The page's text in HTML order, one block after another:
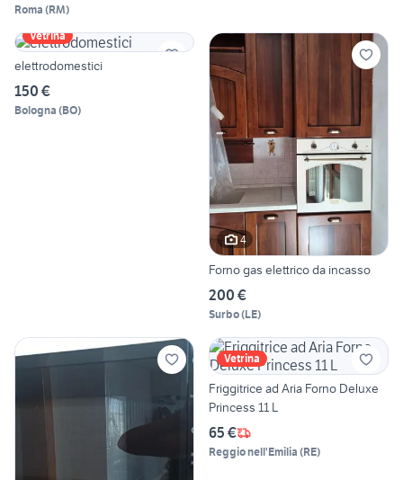
Roma (RM)
Vetrina
elettrodomestici
150 €
Bologna (BO)
4
Forno gas elettrico da incasso
200 €
Surbo(LE)
Vetrina
Friggitrice ad Aria Forno Deluxe
Princess 11 L
65 €
Reggio nell'Emilia (RE)